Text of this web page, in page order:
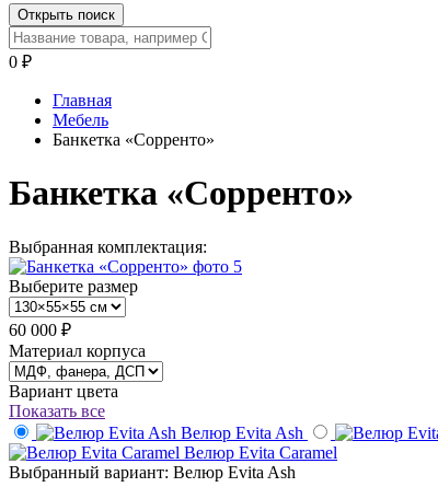
Открыть поиск
0 ₽
Главная
Мебель
Банкетка «Сорренто»
Банкетка «Сорренто»
Выбранная комплектация:
Выберите размер
60 000 ₽
Материал корпуса
Вариант цвета
Показать все
Велюр Evita Ash
Велюр Evita Caramel
Выбранный вариант: Велюр Evita Ash